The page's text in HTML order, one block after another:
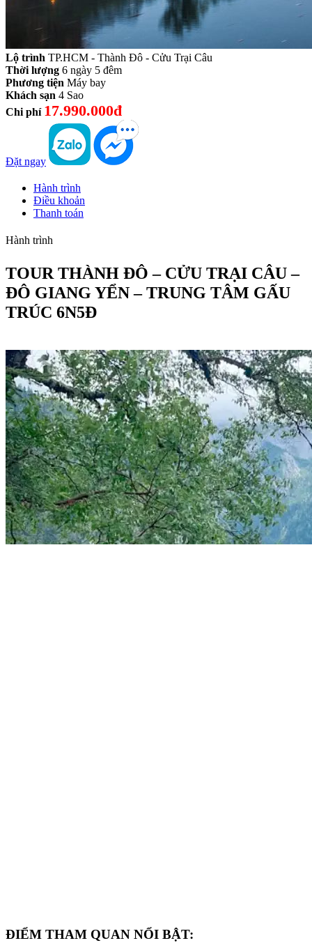
Lộ trình TP.HCM - Thành Đô - Cửu Trại Câu
Thời lượng 6 ngày 5 đêm
Phương tiện Máy bay
Khách sạn 4 Sao
Chi phí 17.990.000đ
Đặt ngay
Hành trình
Điều khoản
Thanh toán
Hành trình
TOUR THÀNH ĐÔ – CỬU TRẠI CÂU –
ĐÔ GIANG YỂN – TRUNG TÂM GẤU
TRÚC 6N5Đ
ĐIỂM THAM QUAN NỔI BẬT: